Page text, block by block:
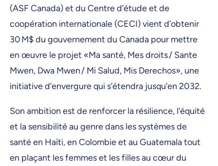
(ASF Canada) et du Centre d’étude et de
coopération internationale (CECI) vient d’obtenir
30 M$ du gouvernement du Canada pour mettre
en œuvre le projet «Ma santé, Mes droits / Sante
Mwen, Dwa Mwen / Mi Salud, Mis Derechos», une
initiative d’envergure qui s’étendra jusqu’en 2032.
Son ambition est de renforcer la résilience, l’équité
et la sensibilité au genre dans les systèmes de
santé en Haïti, en Colombie et au Guatemala tout
en plaçant les femmes et les filles au cœur du